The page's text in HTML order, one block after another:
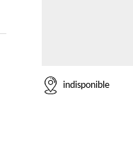
indisponible